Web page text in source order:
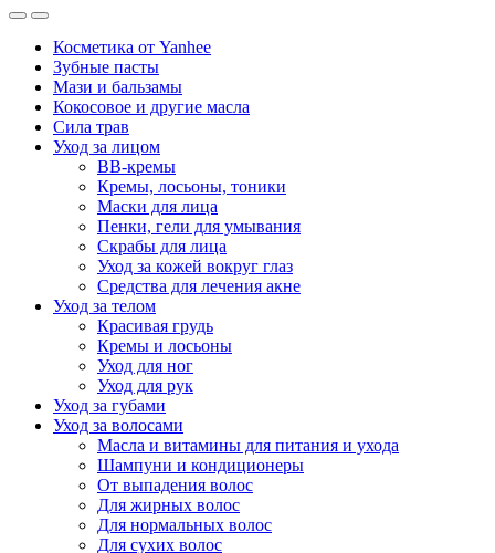
Косметика от Yanhee
Зубные пасты
Мази и бальзамы
Кокосовое и другие масла
Сила трав
Уход за лицом
BB-кремы
Кремы, лосьоны, тоники
Маски для лица
Пенки, гели для умывания
Скрабы для лица
Уход за кожей вокруг глаз
Средства для лечения акне
Уход за телом
Красивая грудь
Кремы и лосьоны
Уход для ног
Уход для рук
Уход за губами
Уход за волосами
Масла и витамины для питания и ухода
Шампуни и кондиционеры
От выпадения волос
Для жирных волос
Для нормальных волос
Для сухих волос